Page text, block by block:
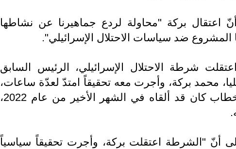
اعتقال بركة "محاولة لردع جماهيرنا عن نشاطها
المشروع ضد سياسات الاحتلال الإسرائيلي".
شرطة الاحتلال الإسرائيلي، الرئيس السابق
محمد بركة، وأجرت معه تحقيقاً امتدّ لعدّة ساعات،
بذريعة مضمون خطاب كان قد ألقاه في الشهر الأخير من عام 2022،
أنّ "الشرطة اعتقلت بركة، وأجرت تحقيقاً سياسياً